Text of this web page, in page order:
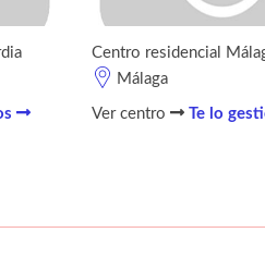
Centro residencial
Málaga
Ver centro Te lo